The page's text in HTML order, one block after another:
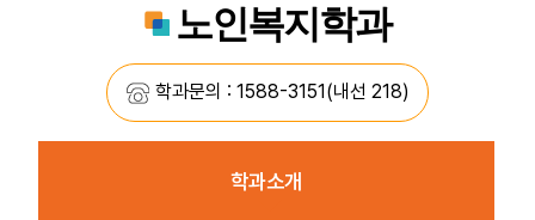
노인복지학과
자
세
히
보
학과문의 : 1588-3151(내선 218)
학과소개